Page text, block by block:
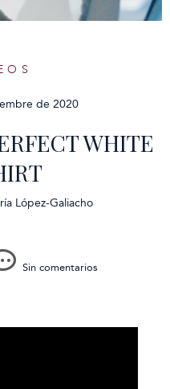
de 2020
WHITE
López-Galiacho
Sin comentarios